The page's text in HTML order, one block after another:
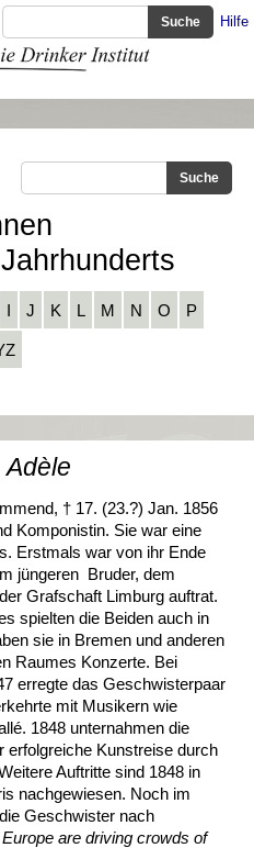
Hilfe
I J K L M N O P
Adèle
† 17. (23.?) Jan. 1856
Komponistin. Sie war eine
Erstmals war von ihr Ende
jüngeren Bruder, dem
Grafschaft Limburg auftrat.
spielten die Beiden auch in
sie in Bremen und anderen
Raumes Konzerte. Bei
erregte das Geschwisterpaar
mit Musikern wie
1848 unternahmen die
erfolgreiche Kunstreise durch
Auftritte sind 1848 in
nachgewiesen. Noch im
Geschwister nach
are driving crowds of